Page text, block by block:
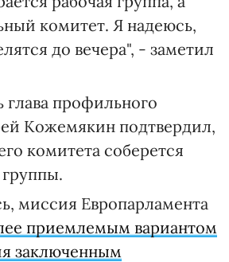
комитет. Я надеюсь,
до вечера", - заметил
глава профильного
Кожемякин подтвердил,
комитета соберется
миссия Европарламента
приемлемым вариантом
заключенным